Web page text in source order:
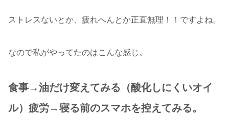
ストレスないとか、疲れへんとか正直無理！！ですよね。
なので私がやってたのはこんな感じ。
食事→油だけ変えてみる（酸化しにくいオイ
ル）疲労→寝る前のスマホを控えてみる。